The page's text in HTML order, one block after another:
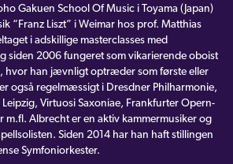
INFO
OM OS
GAVEKORT
Gakuen School Of Music i Toyama (Japan)
“Franz Liszt” i Weimar hos prof. Matthias
i adskillige masterclasses med
siden 2006 fungeret som vikarierende oboist
hvor han jævnligt optræder som første eller
også regelmæssigt i Dresdner Philharmonie,
Virtuosi Saxoniae, Frankfurter Opern-
m.fl. Albrecht er en aktiv kammermusiker og
Siden 2014 har han haft stillingen
Symfoniorkester.